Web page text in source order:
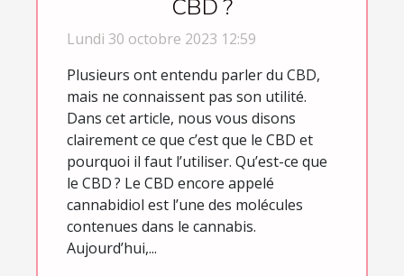
CBD ?
Lundi 30 octobre 2023 12:59
Plusieurs ont entendu parler du CBD,
mais ne connaissent pas son utilité.
Dans cet article, nous vous disons
clairement ce que c’est que le CBD et
pourquoi il faut l’utiliser. Qu’est-ce que
le CBD ? Le CBD encore appelé
cannabidiol est l’une des molécules
contenues dans le cannabis.
Aujourd’hui,...